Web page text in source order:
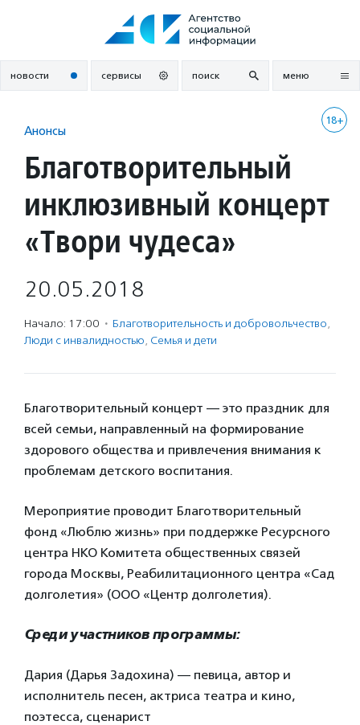
новости сервисы поиск меню
18+
Анонсы
Благотворительный
инклюзивный концерт
«Твори чудеса»
20.05.2018
Начало: 17:00 · Благотвори­тель­ность и доброволь­чест­во,
Люди с инвалидностью, Семья и дети
Благотворительный концерт — это праздник для
всей семьи, направленный на формирование
здорового общества и привлечения внимания к
проблемам детского воспитания.
Мероприятие проводит Благотворительный
фонд «Люблю жизнь» при поддержке Ресурсного
центра НКО Комитета общественных связей
города Москвы, Реабилитационного центра «Сад
долголетия» (ООО «Центр долголетия).
Среди участников программы:
Дария (Дарья Задохина) — певица, автор и
исполнитель песен, актриса театра и кино,
поэтесса, сценарист